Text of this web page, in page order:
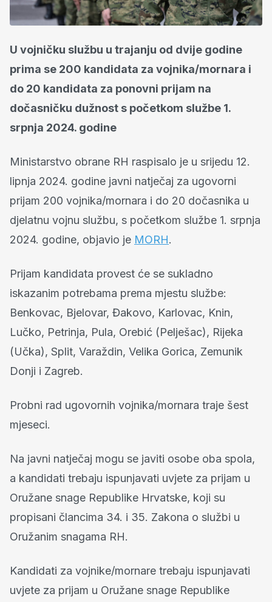
U vojničku službu u trajanju od dvije godine
prima se 200 kandidata za vojnika/mornara i
do 20 kandidata za ponovni prijam na
dočasničku dužnost s početkom službe 1.
srpnja 2024. godine
Ministarstvo obrane RH raspisalo je u srijedu 12.
lipnja 2024. godine javni natječaj za ugovorni
prijam 200 vojnika/mornara i do 20 dočasnika u
djelatnu vojnu službu, s početkom službe 1. srpnja
2024. godine, objavio je MORH.
Prijam kandidata provest će se sukladno
iskazanim potrebama prema mjestu službe:
Benkovac, Bjelovar, Đakovo, Karlovac, Knin,
Lučko, Petrinja, Pula, Orebić (Pelješac), Rijeka
(Učka), Split, Varaždin, Velika Gorica, Zemunik
Donji i Zagreb.
Probni rad ugovornih vojnika/mornara traje šest
mjeseci.
Na javni natječaj mogu se javiti osobe oba spola,
a kandidati trebaju ispunjavati uvjete za prijam u
Oružane snage Republike Hrvatske, koji su
propisani člancima 34. i 35. Zakona o službi u
Oružanim snagama RH.
Kandidati za vojnike/mornare trebaju ispunjavati
uvjete za prijam u Oružane snage Republike